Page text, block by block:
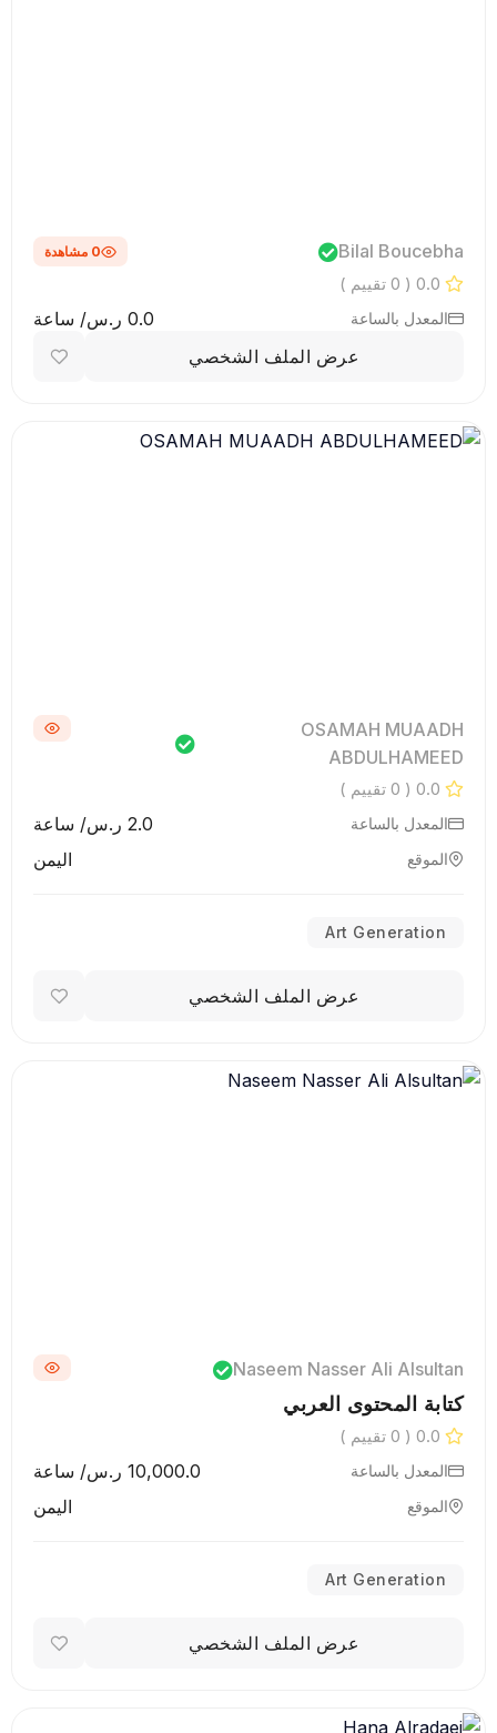
Bilal Boucebha 0 مشاهدة
0.0 ( 0 تقييم )
المعدل بالساعة
0.0 ر.س/ ساعة
عرض الملف الشخصي
OSAMAH MUAADH
ABDULHAMEED
0.0 ( 0 تقييم )
المعدل بالساعة 2.0 ر.س/ ساعة
الموقع اليمن
Art Generation
عرض الملف الشخصي
Naseem Nasser Ali Alsultan
كتابة المحتوى العربي
0.0 ( 0 تقييم )
المعدل بالساعة 10,000.0 ر.س/ ساعة
الموقع اليمن
Art Generation
عرض الملف الشخصي